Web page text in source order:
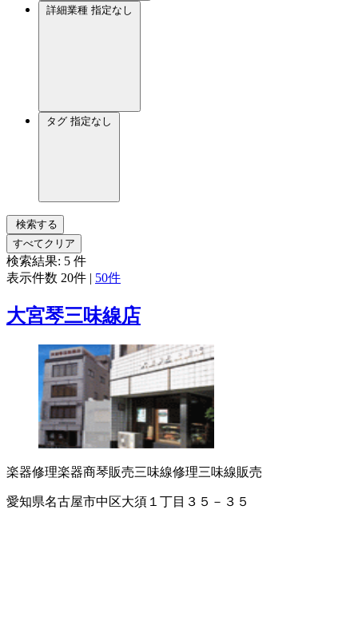
詳細業種 指定なし
タグ 指定なし
検索する
すべてクリア
検索結果: 5 件
表示件数 20件 | 50件
大宮琴三味線店
楽器修理楽器商琴販売三味線修理三味線販売
愛知県名古屋市中区大須１丁目３５－３５